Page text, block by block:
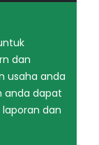
dan
usaha anda
anda dapat
dan